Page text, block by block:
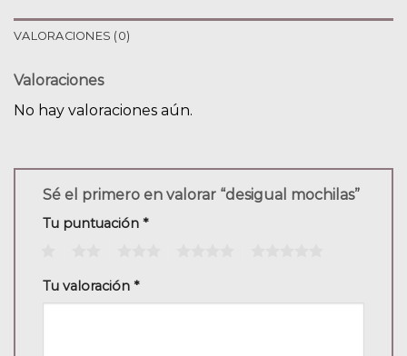
VALORACIONES (0)
Valoraciones
No hay valoraciones aún.
Sé el primero en valorar “desigual mochilas”
Tu puntuación *
Tu valoración *